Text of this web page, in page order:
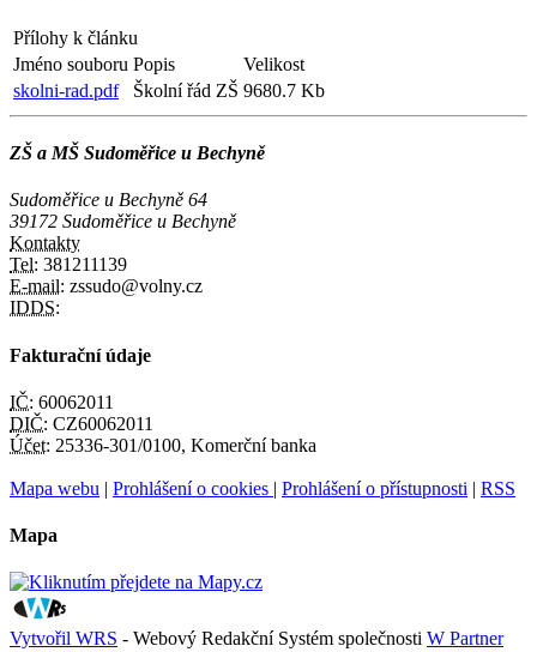
Přílohy k článku
Jméno souboru Popis
Velikost
skolni-rad.pdf
Školní řád ZŠ 9680.7 Kb
ZŠ a MŠ Sudoměřice u Bechyně
Sudoměřice u Bechyně 64
39172 Sudoměřice u Bechyně
Kontakty
Tel: 381211139
E-mail: zssudo@volny.cz
IDDS:
Fakturační údaje
IČ: 60062011
DIČ: CZ60062011
Účet: 25336-301/0100, Komerční banka
Mapa webu | Prohlášení o cookies | Prohlášení o přístupnosti | RSS
Mapa
Vytvořil WRS - Webový Redakční Systém společnosti W Partner